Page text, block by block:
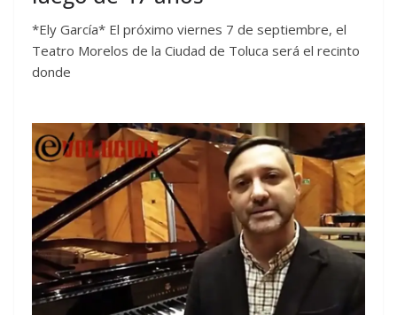
*Ely García* El próximo viernes 7 de septiembre, el
Teatro Morelos de la Ciudad de Toluca será el recinto
donde